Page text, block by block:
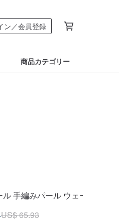
ン／会員登録
商品カテゴリー
ル 手編みパール ウェーブロン
US$ 65.93